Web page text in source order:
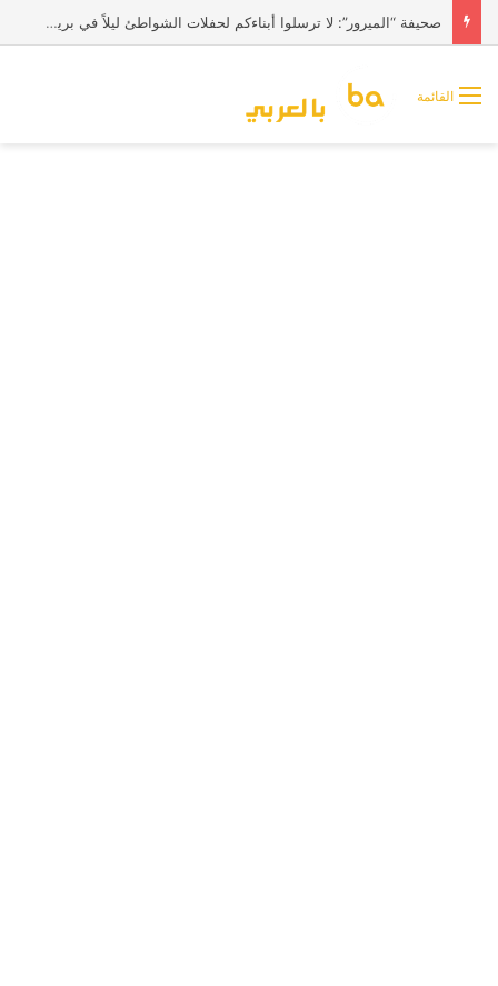
صحيفة “الميرور”: لا ترسلوا أبناءكم لحفلات الشواطئ ليلاً في بريطانيا
القائمة